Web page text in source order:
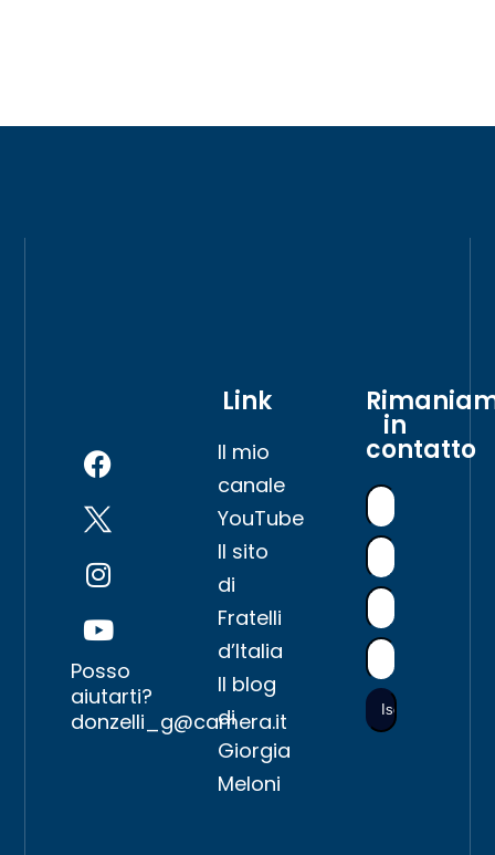
Posso
aiutarti?
donzelli_g@camera.it
Link
Il mio
canale
YouTube
Il sito
di
Fratelli
d’Italia
Il blog
di
Giorgia
Meloni
in
contatto